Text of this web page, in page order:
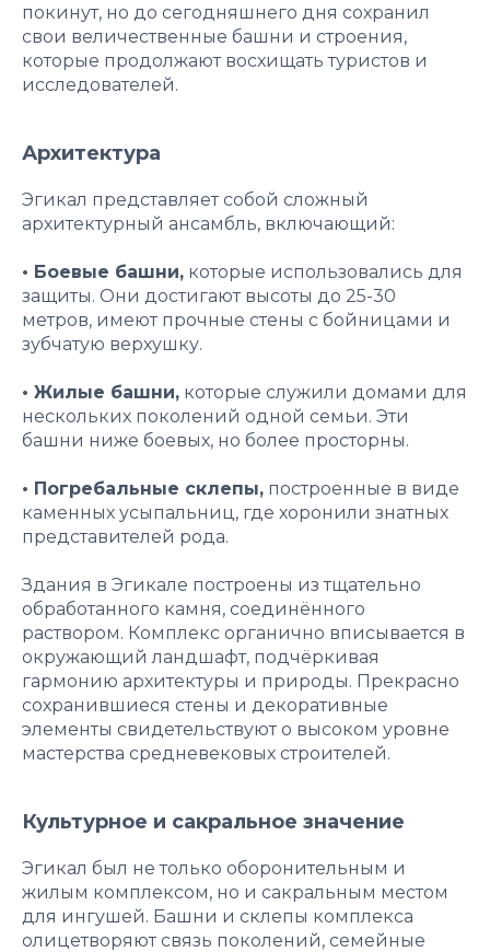
покинут, но до сегодняшнего дня сохранил
свои величественные башни и строения,
которые продолжают восхищать туристов и
исследователей.
Архитектура
Эгикал представляет собой сложный
архитектурный ансамбль, включающий:
• Боевые башни, которые использовались для
защиты. Они достигают высоты до 25-30
метров, имеют прочные стены с бойницами и
зубчатую верхушку.
• Жилые башни, которые служили домами для
нескольких поколений одной семьи. Эти
башни ниже боевых, но более просторны.
• Погребальные склепы, построенные в виде
каменных усыпальниц, где хоронили знатных
представителей рода.
Здания в Эгикале построены из тщательно
обработанного камня, соединённого
раствором. Комплекс органично вписывается в
окружающий ландшафт, подчёркивая
гармонию архитектуры и природы. Прекрасно
сохранившиеся стены и декоративные
элементы свидетельствуют о высоком уровне
мастерства средневековых строителей.
Культурное и сакральное значение
Эгикал был не только оборонительным и
жилым комплексом, но и сакральным местом
для ингушей. Башни и склепы комплекса
олицетворяют связь поколений, семейные